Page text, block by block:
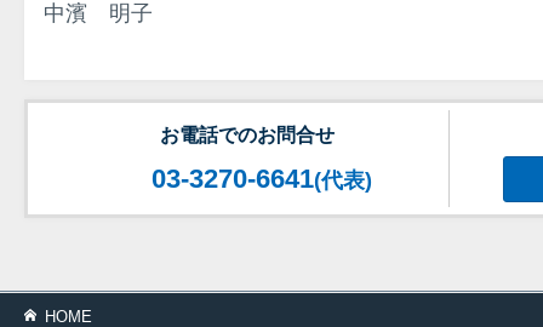
中濱 明子
お電話でのお問合せ
03-3270-6641(代表)
HOME